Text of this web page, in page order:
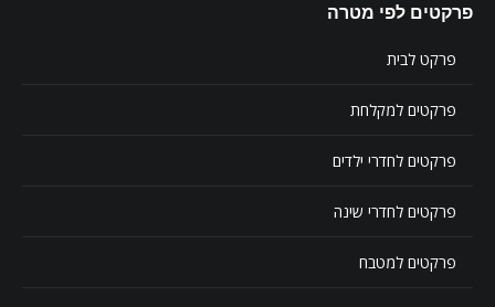
פרקטים לפי מטרה
פרקט לבית
פרקטים למקלחת
פרקטים לחדרי ילדים
פרקטים לחדרי שינה
פרקטים למטבח